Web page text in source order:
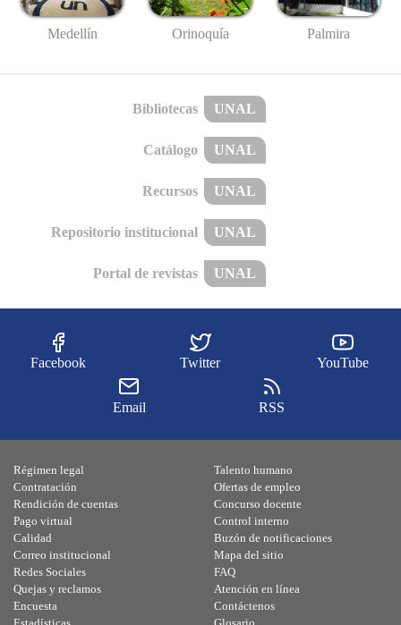
Medellín Orinoquía Palmira
Bibliotecas UNAL
Catálogo UNAL
Recursos UNAL
Repositorio institucional UNAL
Portal de revistas UNAL
Facebook Twitter YouTube
Email RSS
Régimen legal
Contratación
Rendición de cuentas
Pago virtual
Calidad
Talento humano
Ofertas de empleo
Concurso docente
Control interno
Buzón de notificaciones
Correo institucional
Redes Sociales
Quejas y reclamos
Encuesta
Mapa del sitio
FAQ
Atención en línea
Contáctenos